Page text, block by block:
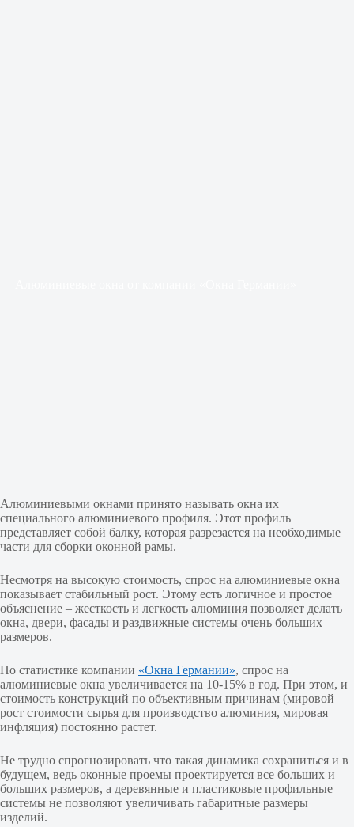
Алюминиевыми окнами принято называть окна их
специального алюминиевого профиля. Этот профиль
представляет собой балку, которая разрезается на необходимые
части для сборки оконной рамы.
Несмотря на высокую стоимость, спрос на алюминиевые окна
показывает стабильный рост. Этому есть логичное и простое
объяснение – жесткость и легкость алюминия позволяет делать
окна, двери, фасады и раздвижные системы очень больших
размеров.
По статистике компании «Окна Германии», спрос на
алюминиевые окна увеличивается на 10-15% в год. При этом, и
стоимость конструкций по объективным причинам (мировой
рост стоимости сырья для производство алюминия, мировая
инфляция) постоянно растет.
Не трудно спрогнозировать что такая динамика сохраниться и в
будущем, ведь оконные проемы проектируется все больших и
больших размеров, а деревянные и пластиковые профильные
системы не позволяют увеличивать габаритные размеры
изделий.